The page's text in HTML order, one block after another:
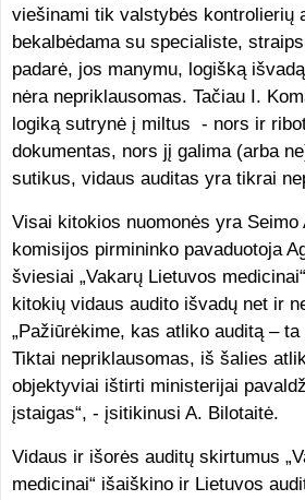
viešinami tik valstybės kontrolierių
bekalbėdama su specialiste,
padarė, jos manymu, logišką
nėra nepriklausomas. Tačiau I.
logiką sutrynė į miltus - nors ir
dokumentas, nors jį galima (arba
sutikus, vidaus auditas yra tikrai
Visai kitokios nuomonės yra Seimo
komisijos pirmininko pavaduotoja
šviesiai „Vakarų Lietuvos
kitokių vidaus audito išvadų net ir
„Pažiūrėkime, kas atliko auditą –
Tiktai nepriklausomas, iš šalies
objektyviai ištirti ministerijai
įstaigas“, - įsitikinusi A. Bilotaitė.
Vidaus ir išorės auditų skirtumus
medicinai“ išaiškino ir Lietuvos